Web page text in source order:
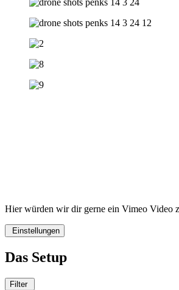
Hier würden wir dir gerne ein Vimeo Video
Einstellungen
Das Setup
Filter